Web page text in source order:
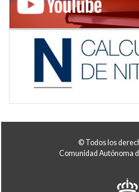
© Todos los
Comunidad Autónoma